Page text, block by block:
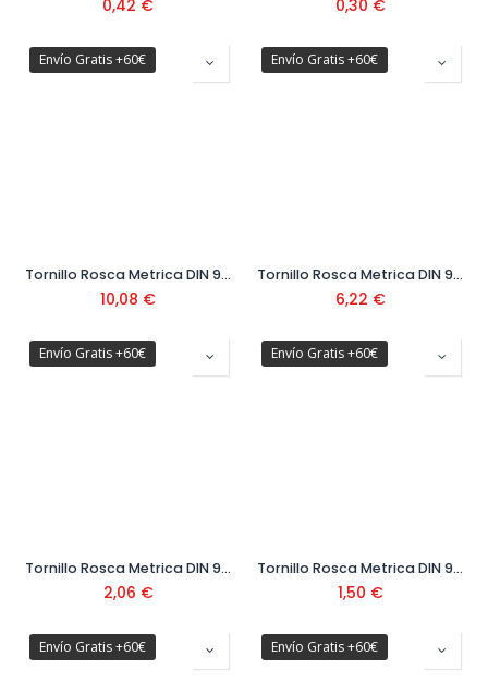
0,42 € 0,30 €
Envío Gratis +60€
Tornillo Rosca Metrica DIN 933 Cabeza Hexagonal Clase 12.9 Ø20 x 100 mm
10,08 €
Envío Gratis +60€
Tornillo Rosca Metrica DIN 933 Cabeza Hexagonal Clase 12.9 Ø18 x 80 mm
6,22 €
Envío Gratis +60€
Tornillo Rosca Metrica DIN 933 Cabeza Hexagonal Clase 12.9 Ø16 mm
2,06 €
Envío Gratis +60€
Tornillo Rosca Metrica DIN 933 Cabeza Hexagonal Clase 12.9 Ø14 mm
1,50 €
Envío Gratis +60€ Envío Gratis +60€